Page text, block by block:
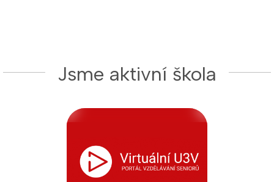
Jsme aktivní škola